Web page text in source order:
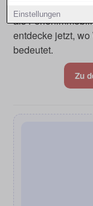
Einstellungen
als
entdecke jetzt,
bedeutet.
Zu